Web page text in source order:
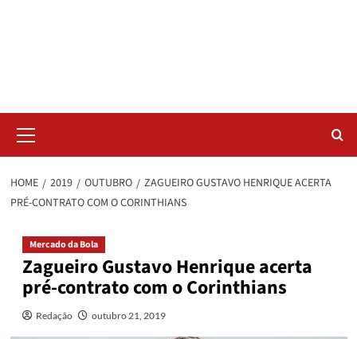
Menu
HOME 2019 OUTUBRO
ZAGUEIRO GUSTAVO HENRIQUE ACERTA
PRÉ-CONTRATO COM O CORINTHIANS
Mercado da Bola
Zagueiro Gustavo Henrique acerta
pré-contrato com o Corinthians
Redação outubro 21, 2019